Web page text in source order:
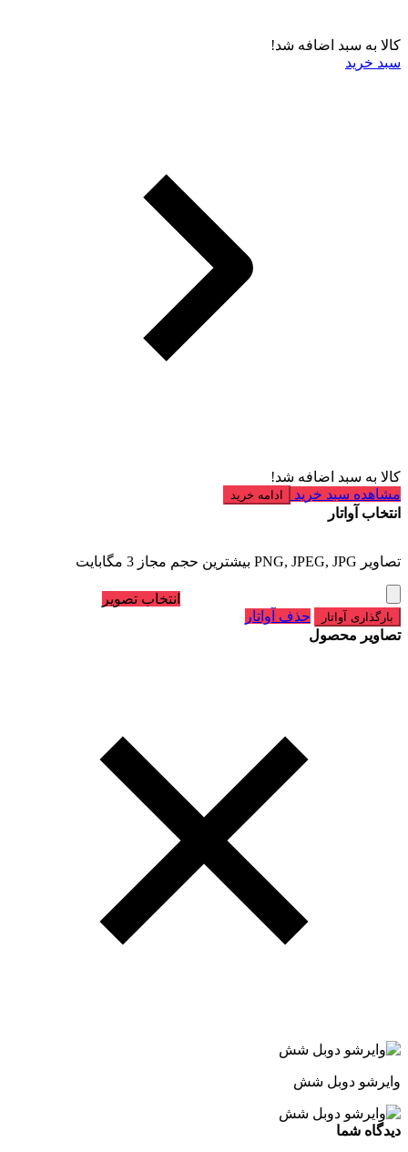
کالا به سبد اضافه شد!
سبد خرید
کالا به سبد اضافه شد!
مشاهده سبد خرید
ادامه خرید
انتخاب آواتار
تصاویر PNG, JPEG, JPG بیشترین حجم مجاز 3 مگابایت
انتخاب تصویر
بارگذاری آواتار
حذف آواتار
تصاویر محصول
وایرشو دوبل شش
دیدگاه شما